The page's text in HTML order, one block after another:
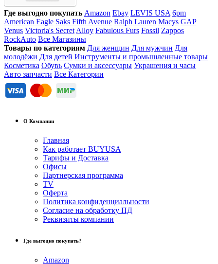
Где выгодно покупать Amazon Ebay LEVIS USA 6pm
American Eagle Saks Fifth Avenue Ralph Lauren Macys GAP
Venus Victoria's Secret Alloy Fabulous Furs Fossil Zappos
RockAuto Все Магазины
Товары по категориям Для женщин Для мужчин Для
молодёжи Для детей Инструменты и промышленные товары
Косметика Обувь Сумки и аксессуары Украшения и часы
Авто запчасти Все Категории
О Компании
Главная
Как работает BUYUSA
Тарифы и Доставка
Офисы
Партнерская программа
TV
Оферта
Политика конфиденциальности
Согласие на обработку ПД
Реквизиты компании
Где выгодно покупать?
Amazon